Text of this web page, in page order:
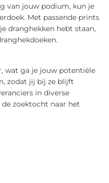
van jouw podium, kun je
Met passende prints
dranghekken hebt staan,
wat ga je jouw potentiële
zodat jij bij ze blijft
in diverse
zoektocht naar het